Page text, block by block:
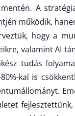
A
működik,
hogy a
valamint AI
tudás
kal is